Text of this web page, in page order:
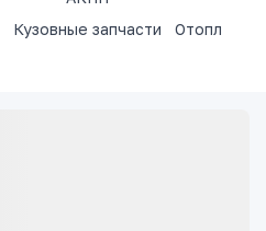
Кузовные запчасти
Отопление